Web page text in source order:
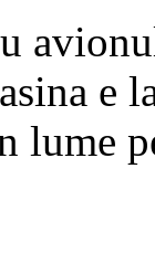
e
lume